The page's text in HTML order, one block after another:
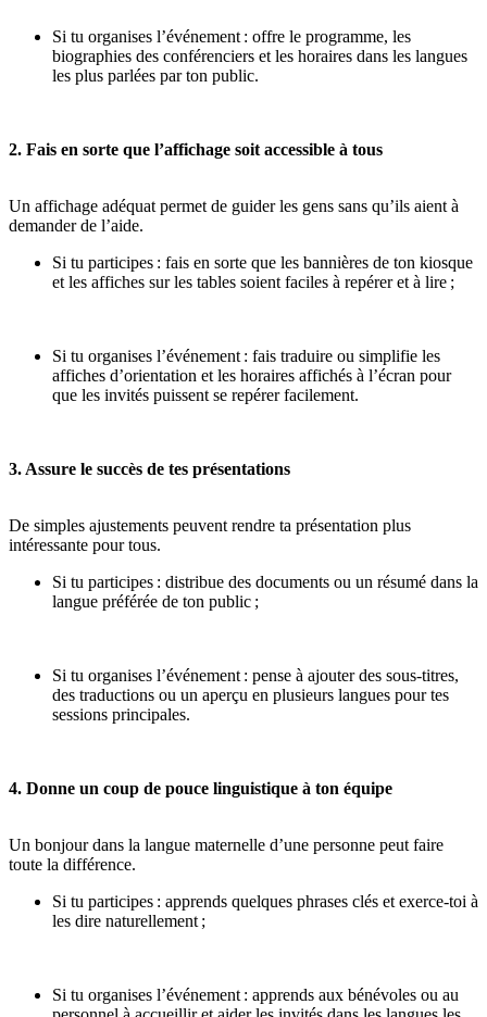
Si tu organises l’événement : offre le programme, les
biographies des conférenciers et les horaires dans les langues
les plus parlées par ton public.
2. Fais en sorte que l’affichage soit accessible à tous
Un affichage adéquat permet de guider les gens sans qu’ils aient à
demander de l’aide.
Si tu participes : fais en sorte que les bannières de ton kiosque
et les affiches sur les tables soient faciles à repérer et à lire ;
Si tu organises l’événement : fais traduire ou simplifie les
affiches d’orientation et les horaires affichés à l’écran pour
que les invités puissent se repérer facilement.
3. Assure le succès de tes présentations
De simples ajustements peuvent rendre ta présentation plus
intéressante pour tous.
Si tu participes : distribue des documents ou un résumé dans la
langue préférée de ton public ;
Si tu organises l’événement : pense à ajouter des sous-titres,
des traductions ou un aperçu en plusieurs langues pour tes
sessions principales.
4. Donne un coup de pouce linguistique à ton équipe
Un bonjour dans la langue maternelle d’une personne peut faire
toute la différence.
Si tu participes : apprends quelques phrases clés et exerce-toi à
les dire naturellement ;
Si tu organises l’événement : apprends aux bénévoles ou au